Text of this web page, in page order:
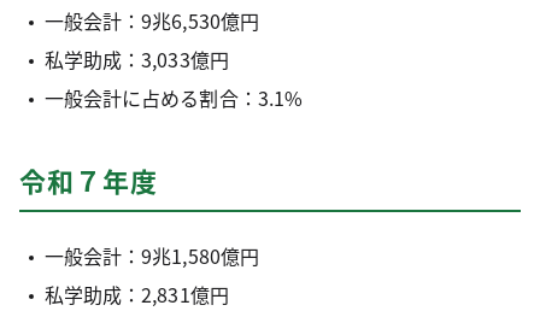
一般会計：9兆6,530億円
私学助成：3,033億円
一般会計に占める割合：3.1%
令和７年度
一般会計：9兆1,580億円
私学助成：2,831億円